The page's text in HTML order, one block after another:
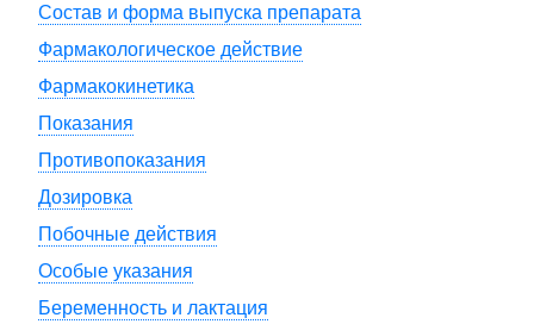
Состав и форма выпуска препарата
Фармакологическое действие
Фармакокинетика
Показания
Противопоказания
Дозировка
Побочные действия
Особые указания
Беременность и лактация